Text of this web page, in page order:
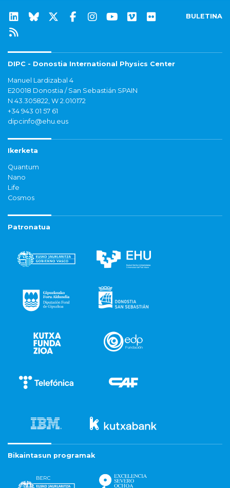
BULETINA
DIPC - Donostia International Physics Center
Manuel Lardizabal 4
E20018 Donostia / San Sebastián SPAIN
N 43.305822, W 2.010172
+34 943 01 57 61
dipcinfo@ehu.eus
Ikerketa
Quantum
Nano
Life
Cosmos
Patronatua
Bikaintasun programak